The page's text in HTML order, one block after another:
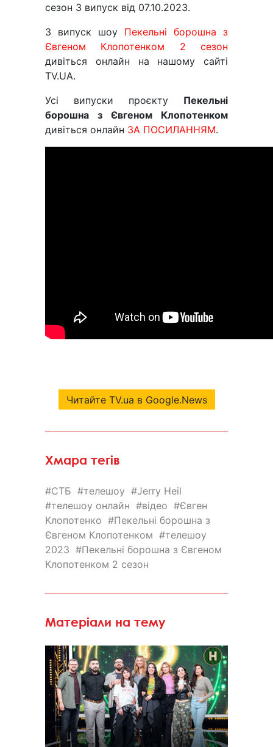
сезон 3 випуск від 07.10.2023.
3 випуск шоу Пекельні борошна з
Євгеном Клопотенком 2 сезон
дивіться онлайн на нашому сайті
TV.UA.
Усі випуски проєкту Пекельні
борошна з Євгеном Клопотенком
дивіться онлайн ЗА ПОСИЛАННЯМ.
Читайте TV.ua в Google.News
Хмара тегів
СТБ телешоу
Jerry Heil
телешоу онлайн
відео
Євген
Клопотенко
Пекельні борошна з
Євгеном Клопотенком
телешоу
2023
Пекельні борошна з Євгеном
Клопотенком 2 сезон
Матеріали на тему